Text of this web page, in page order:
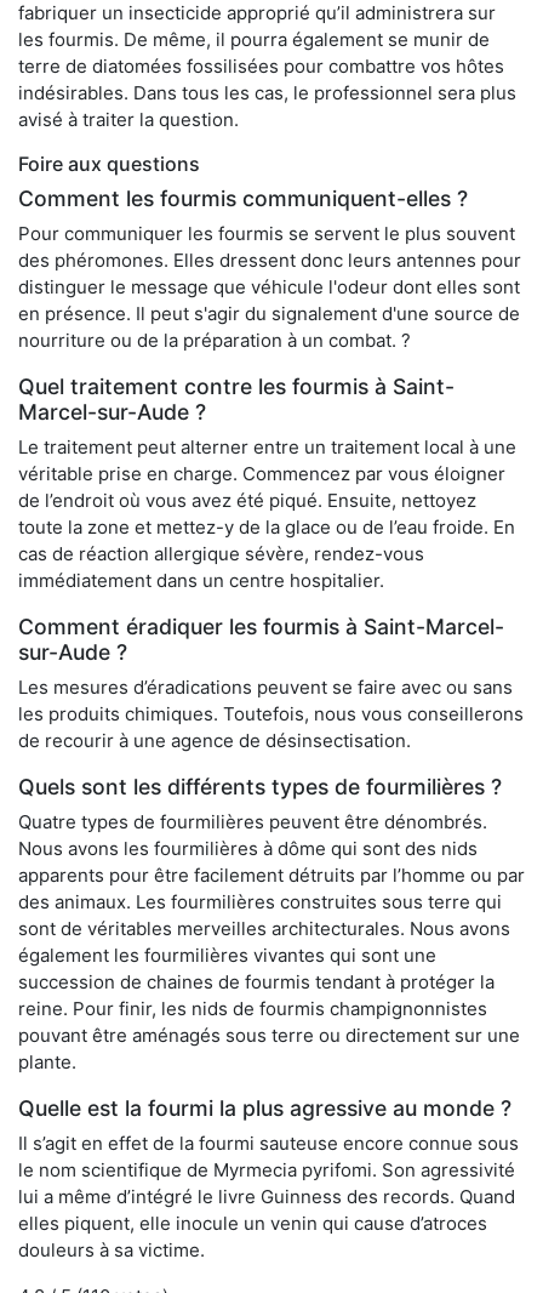
fabriquer un insecticide approprié qu’il administrera sur
les fourmis. De même, il pourra également se munir de
terre de diatomées fossilisées pour combattre vos hôtes
indésirables. Dans tous les cas, le professionnel sera plus
avisé à traiter la question.
Foire aux questions
Comment les fourmis communiquent-elles ?
Pour communiquer les fourmis se servent le plus souvent
des phéromones. Elles dressent donc leurs antennes pour
distinguer le message que véhicule l'odeur dont elles sont
en présence. Il peut s'agir du signalement d'une source de
nourriture ou de la préparation à un combat. ?
Quel traitement contre les fourmis à Saint-
Marcel-sur-Aude ?
Le traitement peut alterner entre un traitement local à une
véritable prise en charge. Commencez par vous éloigner
de l’endroit où vous avez été piqué. Ensuite, nettoyez
toute la zone et mettez-y de la glace ou de l’eau froide. En
cas de réaction allergique sévère, rendez-vous
immédiatement dans un centre hospitalier.
Comment éradiquer les fourmis à Saint-Marcel-
sur-Aude ?
Les mesures d’éradications peuvent se faire avec ou sans
les produits chimiques. Toutefois, nous vous conseillerons
de recourir à une agence de désinsectisation.
Quels sont les différents types de fourmilières ?
Quatre types de fourmilières peuvent être dénombrés.
Nous avons les fourmilières à dôme qui sont des nids
apparents pour être facilement détruits par l’homme ou par
des animaux. Les fourmilières construites sous terre qui
sont de véritables merveilles architecturales. Nous avons
également les fourmilières vivantes qui sont une
succession de chaines de fourmis tendant à protéger la
reine. Pour finir, les nids de fourmis champignonnistes
pouvant être aménagés sous terre ou directement sur une
plante.
Quelle est la fourmi la plus agressive au monde ?
Il s’agit en effet de la fourmi sauteuse encore connue sous
le nom scientifique de Myrmecia pyrifomi. Son agressivité
lui a même d’intégré le livre Guinness des records. Quand
elles piquent, elle inocule un venin qui cause d’atroces
douleurs à sa victime.